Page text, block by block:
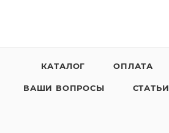
КАТАЛОГ ОПЛАТА
ВАШИ ВОПРОСЫ СТАТЬИ